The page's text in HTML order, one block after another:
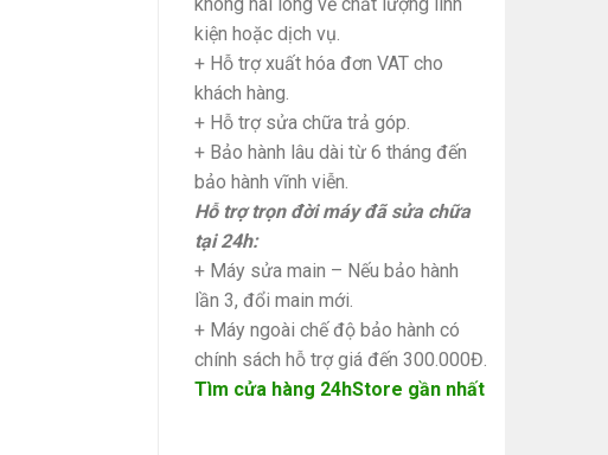
kiện hoặc dịch vụ.
+ Hỗ trợ xuất hóa đơn VAT cho
khách hàng.
+ Hỗ trợ sửa chữa trả góp.
+ Bảo hành lâu dài từ 6 tháng đến
bảo hành vĩnh viễn.
Hỗ trợ trọn đời máy đã sửa chữa
tại 24h:
+ Máy sửa main – Nếu bảo hành
lần 3, đổi main mới.
+ Máy ngoài chế độ bảo hành có
chính sách hỗ trợ giá đến 300.000Đ.
Tìm cửa hàng 24hStore gần nhất